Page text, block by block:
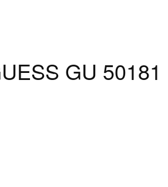
GU 50181